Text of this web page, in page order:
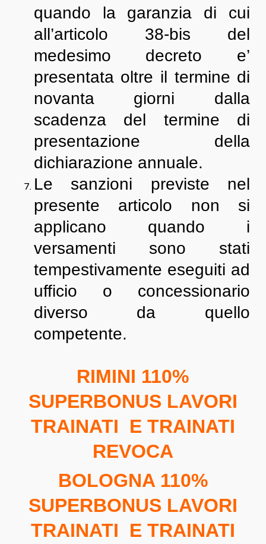
quando la garanzia di cui
all’articolo 38-bis del
medesimo decreto e’
presentata oltre il termine di
novanta giorni dalla
scadenza del termine di
presentazione della
dichiarazione annuale.
Le sanzioni previste nel
presente articolo non si
applicano quando i
versamenti sono stati
tempestivamente eseguiti ad
ufficio o concessionario
diverso da quello
competente.
RIMINI 110%
SUPERBONUS LAVORI
TRAINATI E TRAINATI
REVOCA
BOLOGNA 110%
SUPERBONUS LAVORI
TRAINATI E TRAINATI